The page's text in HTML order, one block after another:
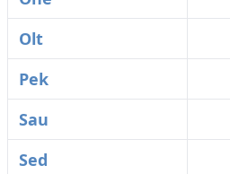
Olt
Pek
Sau
Sed